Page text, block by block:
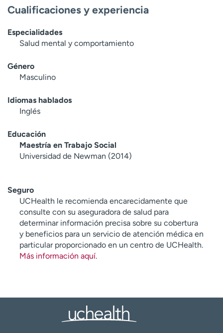
Cualificaciones y experiencia
Especialidades
Salud mental y comportamiento
Género
Masculino
Idiomas hablados
Inglés
Educación
Maestría en Trabajo Social
Universidad de Newman (2014)
Seguro
UCHealth le recomienda encarecidamente que
consulte con su aseguradora de salud para
determinar información precisa sobre su cobertura
y beneficios para un servicio de atención médica en
particular proporcionado en un centro de UCHealth.
Más información aquí.